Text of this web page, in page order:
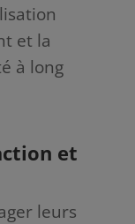
et la
à long
et
leurs